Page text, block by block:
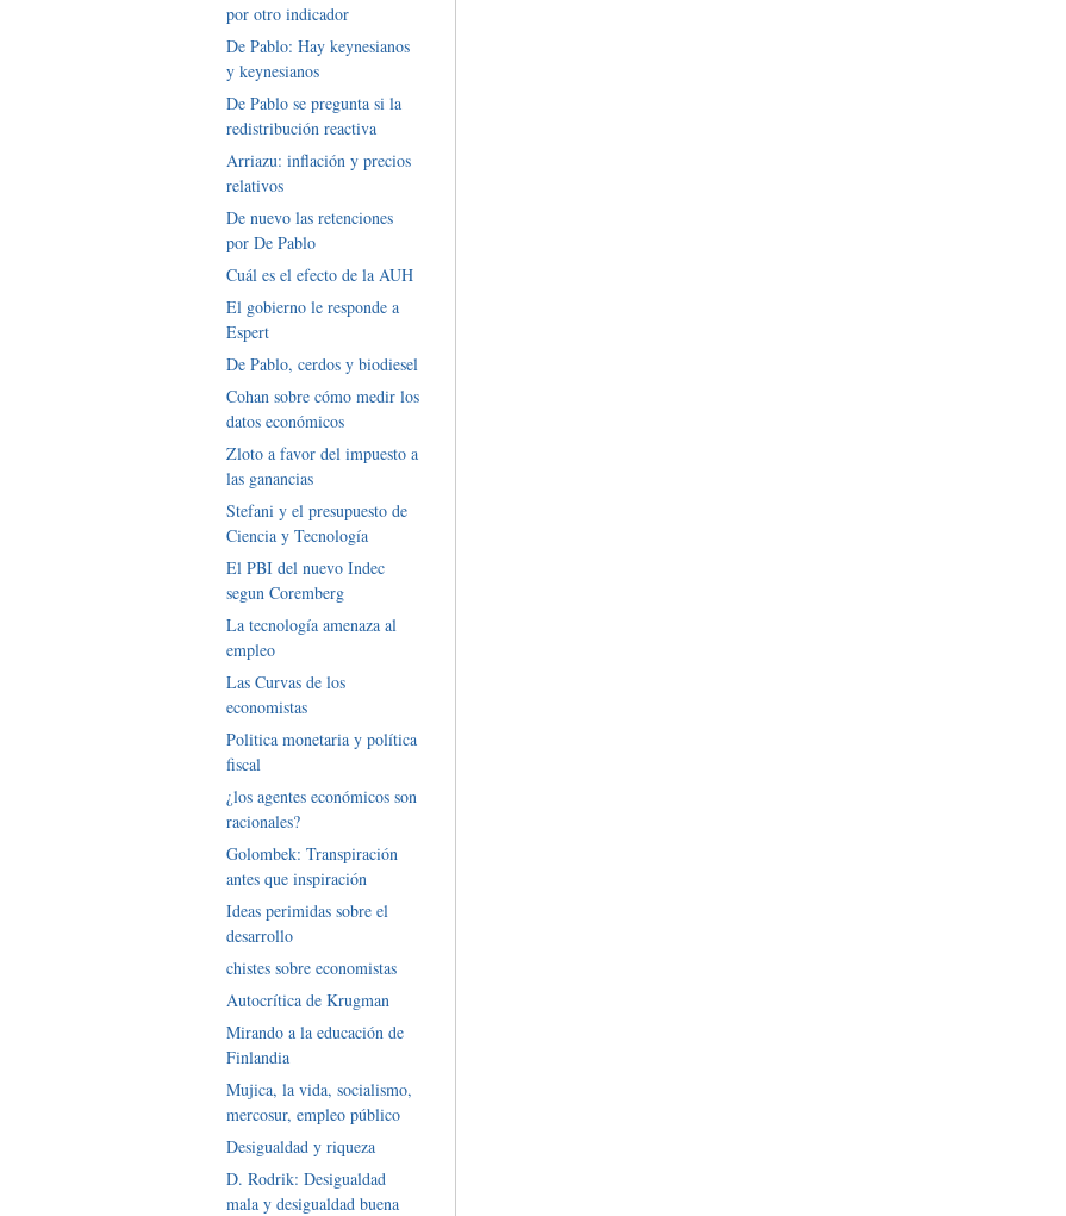
por otro indicador
De Pablo: Hay keynesianos
y keynesianos
De Pablo se pregunta si la
redistribución reactiva
Arriazu: inflación y precios
relativos
De nuevo las retenciones
por De Pablo
Cuál es el efecto de la AUH
El gobierno le responde a
Espert
De Pablo, cerdos y biodiesel
Cohan sobre cómo medir los
datos económicos
Zloto a favor del impuesto a
las ganancias
Stefani y el presupuesto de
Ciencia y Tecnología
El PBI del nuevo Indec
segun Coremberg
La tecnología amenaza al
empleo
Las Curvas de los
economistas
Politica monetaria y política
fiscal
¿los agentes económicos son
racionales?
Golombek: Transpiración
antes que inspiración
Ideas perimidas sobre el
desarrollo
chistes sobre economistas
Autocrítica de Krugman
Mirando a la educación de
Finlandia
Mujica, la vida, socialismo,
mercosur, empleo público
Desigualdad y riqueza
D. Rodrik: Desigualdad
mala y desigualdad buena